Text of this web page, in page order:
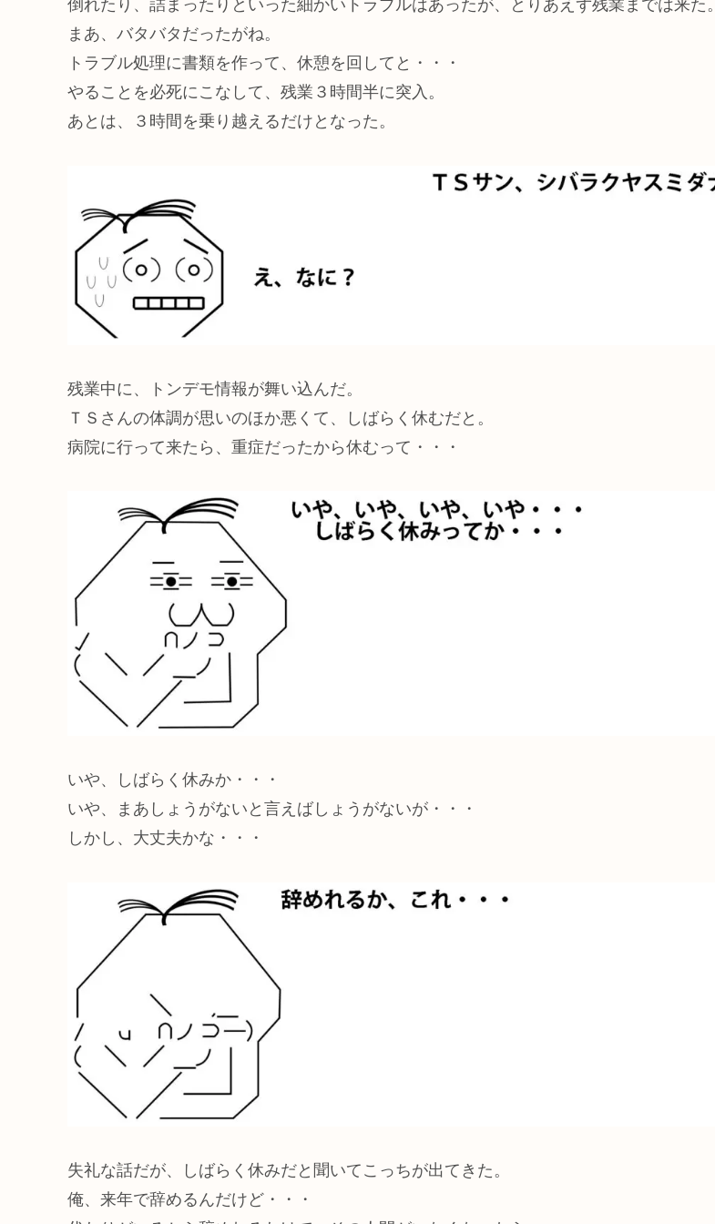
倒れたり、詰まったりといった細かいトラブルはあったが、とりあえず残業までは来た。
まあ、バタバタだったがね。
トラブル処理に書類を作って、休憩を回してと・・・
やることを必死にこなして、残業３時間半に突入。
あとは、３時間を乗り越えるだけとなった。
残業中に、トンデモ情報が舞い込んだ。
ＴＳさんの体調が思いのほか悪くて、しばらく休むだと。
病院に行って来たら、重症だったから休むって・・・
いや、しばらく休みか・・・
いや、まあしょうがないと言えばしょうがないが・・・
しかし、大丈夫かな・・・
失礼な話だが、しばらく休みだと聞いてこっちが出てきた。
俺、来年で辞めるんだけど・・・